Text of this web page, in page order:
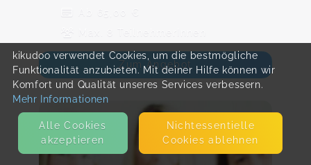
Ab 65,00 €
Max. 8 TeilnehmerInnen
Zum Angebot
kikudoo verwendet Cookies, um die bestmögliche
Funktionalität anzubieten. Mit deiner Hilfe können wir
Komfort und Qualität unseres Services verbessern.
Mehr Informationen
Alle Cookies
akzeptieren
Nicht­essentielle
Cookies ablehnen